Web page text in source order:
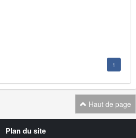
1
Haut de page
Plan du site